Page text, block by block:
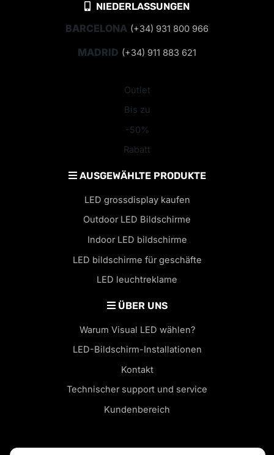
NIEDERLASSUNGEN
BARCELONA (+34) 931 800 966
MADRID (+34) 911 883 621
Outlet
Bis zu
-50%
Rabatt
AUSGEWÄHLTE PRODUKTE
LED grossdisplay kaufen
Outdoor LED Bildschirme
Indoor LED bildschirme
LED bildschirme für geschäfte
LED leuchtreklame
ÜBER UNS
Warum Visual LED wählen?
LED-Bildschirm-Installationen
Kontakt
Technischer support und service
Kundenbereich